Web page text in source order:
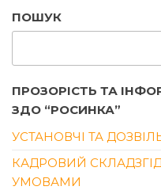
ПОШУК
ПРОЗОРІСТЬ ТА
ЗДО “РОСИНКА”
УСТАНОВЧІ ТА
КАДРОВИЙ
УМОВАМИ